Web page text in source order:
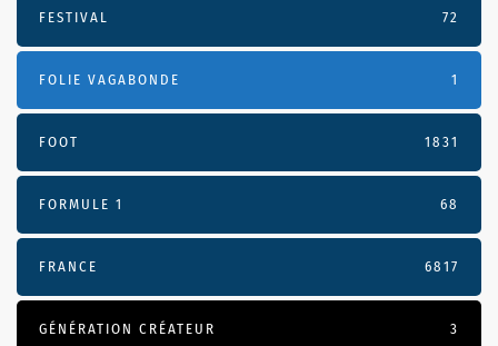
FESTIVAL 72
FOLIE VAGABONDE 1
FOOT 1831
FORMULE 1 68
FRANCE 6817
GÉNÉRATION CRÉATEUR 3